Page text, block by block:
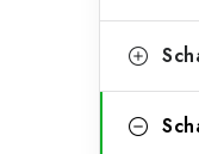
l
e
i